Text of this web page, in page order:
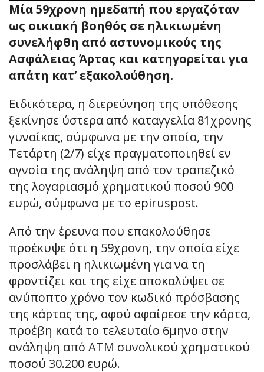
Μία 59χρονη ημεδαπή που εργαζόταν
ως οικιακή βοηθός σε ηλικιωμένη
συνελήφθη από αστυνομικούς της
Ασφάλειας Άρτας και κατηγορείται για
απάτη κατ’ εξακολούθηση.
Ειδικότερα, η διερεύνηση της υπόθεσης
ξεκίνησε ύστερα από καταγγελία 81χρονης
γυναίκας, σύμφωνα με την οποία, την
Τετάρτη (2/7) είχε πραγματοποιηθεί εν
αγνοία της ανάληψη από τον τραπεζικό
της λογαριασμό χρηματικού ποσού 900
ευρώ, σύμφωνα με το epiruspost.
Από την έρευνα που επακολούθησε
προέκυψε ότι η 59χρονη, την οποία είχε
προσλάβει η ηλικιωμένη για να τη
φροντίζει και της είχε αποκαλύψει σε
ανύποπτο χρόνο τον κωδικό πρόσβασης
της κάρτας της, αφού αφαίρεσε την κάρτα,
προέβη κατά το τελευταίο 6μηνο στην
ανάληψη από ΑΤΜ συνολικού χρηματικού
ποσού 30.200 ευρώ.